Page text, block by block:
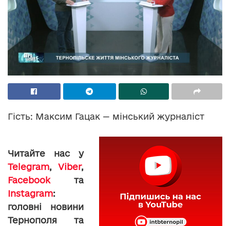
Гість: Максим Гацак — мінський журналіст
Читайте нас у
Telegram, Viber,
Facebookта
Instagram:
головні новини
Тернополя та